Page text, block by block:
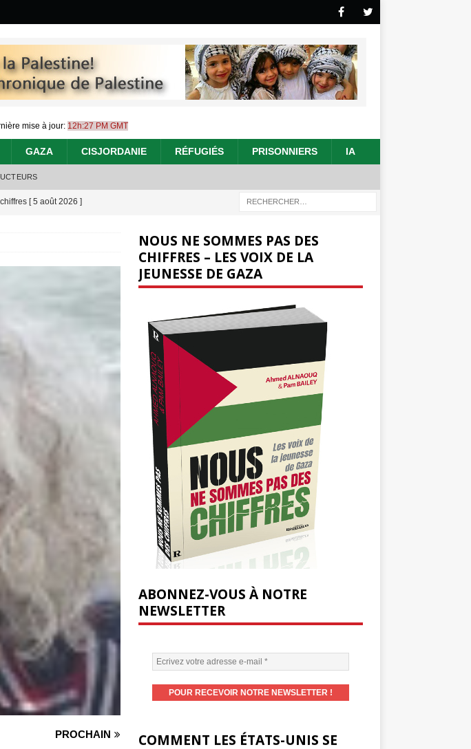
mise à jour: 12h:27 PM GMT
GAZA CISJORDANIE RÉFUGIÉS PRISONNIERS IA
[ 5 août 2026 ]
la propagande occidentale
PROCHAIN
NOUS NE SOMMES PAS DES
CHIFFRES – LES VOIX DE LA
JEUNESSE DE GAZA
ABONNEZ-VOUS À NOTRE
NEWSLETTER
COMMENT LES ÉTATS-UNIS SE